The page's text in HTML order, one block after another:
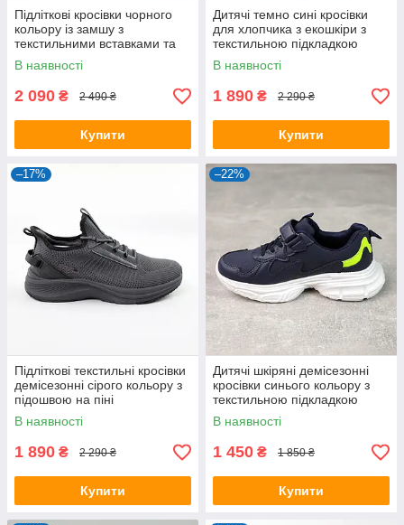
Підліткові кросівки чорного
кольору із замшу з
текстильними вставками та
підкладкою
В наявності
2 090 ₴ 2 490 ₴
Купити
Дитячі темно сині кросівки
для хлопчика з екошкіри з
текстильною підкладкою
В наявності
1 890 ₴ 2 290 ₴
Купити
–17%
Підліткові текстильні кросівки
демісезонні сірого кольору з
підошвою на піні
В наявності
1 890 ₴ 2 290 ₴
Купити
–22%
Дитячі шкіряні демісезонні
кросівки синього кольору з
текстильною підкладкою
В наявності
1 450 ₴ 1 850 ₴
Купити